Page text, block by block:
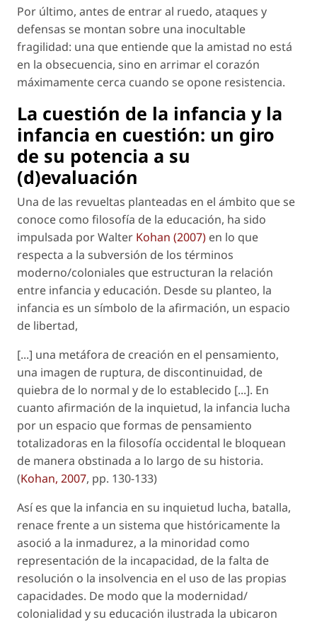
Por último, antes de entrar al ruedo, ataques y
defensas se montan sobre una inocultable
fragilidad: una que entiende que la amistad no está
en la obsecuencia, sino en arrimar el corazón
máximamente cerca cuando se opone resistencia.
La cuestión de la infancia y la
infancia en cuestión: un giro
de su potencia a su
(d)evaluación
Una de las revueltas planteadas en el ámbito que se
conoce como filosofía de la educación, ha sido
impulsada por Walter Kohan (2007) en lo que
respecta a la subversión de los términos
moderno/coloniales que estructuran la relación
entre infancia y educación. Desde su planteo, la
infancia es un símbolo de la afirmación, un espacio
de libertad,
[...] una metáfora de creación en el pensamiento,
una imagen de ruptura, de discontinuidad, de
quiebra de lo normal y de lo establecido [...]. En
cuanto afirmación de la inquietud, la infancia lucha
por un espacio que formas de pensamiento
totalizadoras en la filosofía occidental le bloquean
de manera obstinada a lo largo de su historia.
(Kohan, 2007, pp. 130-133)
Así es que la infancia en su inquietud lucha, batalla,
renace frente a un sistema que históricamente la
asoció a la inmadurez, a la minoridad como
representación de la incapacidad, de la falta de
resolución o la insolvencia en el uso de las propias
capacidades. De modo que la modernidad/
colonialidad y su educación ilustrada la ubicaron